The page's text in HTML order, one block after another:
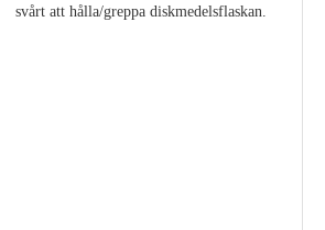
svårt att hålla/greppa diskmedelsflaskan.